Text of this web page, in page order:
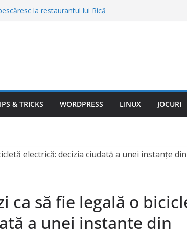
la restaurantul lui Rică
definitiv de pe Android. Data de la
nu te mai poți întoarce la vechiul
de aproape 40 de grade
lider al X-Men. Starul Heartstopper,
& TRICKS WORDPRESS LINUX JOCURI
ca să fie legală o
a unei instanțe din